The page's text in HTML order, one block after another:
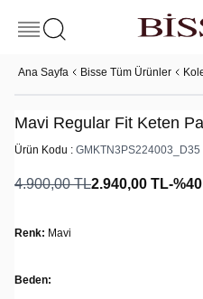
Ana Sayfa Bisse Tüm Ürünler
Mavi Regular Fit Keten
Ürün Kodu : GMKTN3PS224003_D35
4.900,00TL2.940,00 TL-%40
Renk: Mavi
Beden: